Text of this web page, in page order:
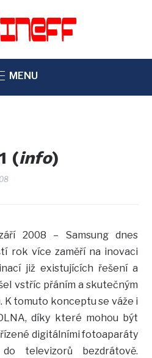
MENU
(info)
2008 – Samsung dnes
rok více zaměří na inovaci
již existujících řešení a
vstříc přáním a skutečným
K tomuto konceptu se váže i
díky které mohou být
digitálními fotoaparáty
do televizorů bezdrátově.